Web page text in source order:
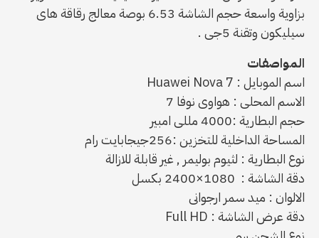
بزاوية واسعة حجم الشاشة 6.53 بوصة معالج رقاقة هاى
سيليكون وتقنة 5جى .
المواصفات
اسم الموبايل : Huawei Nova 7
الاسم المحلى : هواوى نوفا 7
حجم البطارية :4000 مللى امبير
المساحة الداخلية للتخزين :256جيجابايت رام
نوع البطارية : لثيوم بوليمر , غير قابلة للازالة
دقة الشاشة : 1080×2400 بكسل
الالوان : ميد سمر ارجوانى
دقة عرض الشاشة : Full HD